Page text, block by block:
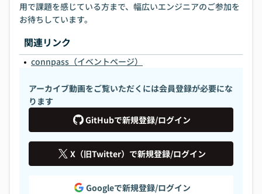
用で課題を感じている方まで、幅広いエンジニアのご参加を
お待ちしています。
関連リンク
connpass（イベントページ）
アーカイブ動画をご覧いただくには会員登録が必要にな
ります
GitHubで新規登録/ログイン
X（旧Twitter）で新規登録/ログイン
Googleで新規登録/ログイン